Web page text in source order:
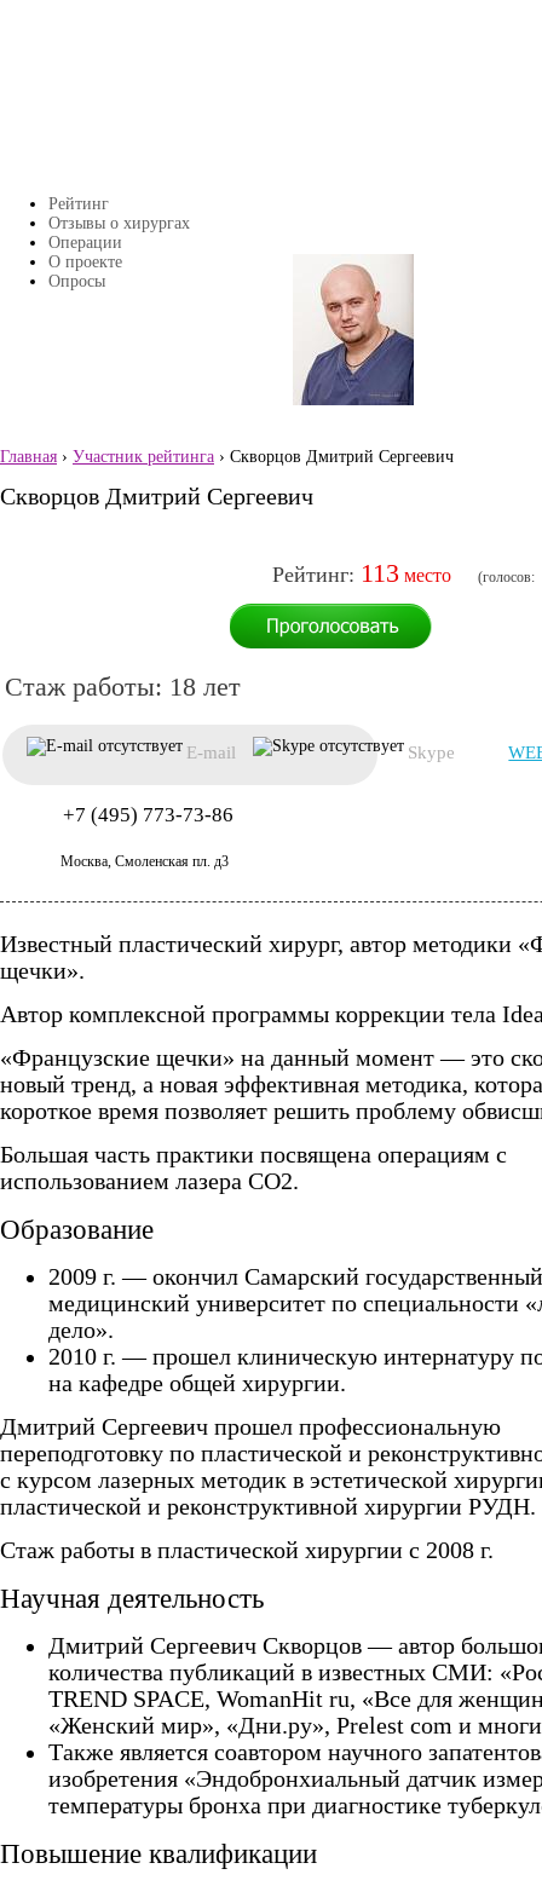
Главное меню
Рейтинг
Отзывы о хирургах
Операции
О проекте
Опросы
Страницы
Главная › Участник рейтинга › Скворцов Дмитрий Сергеевич
Скворцов Дмитрий Сергеевич
113
18 лет
E-mail Skype
+7 (495) 773-73-86
Москва, Смоленская пл. д3
Известный пластический хирург, автор методики
щечки».
Автор комплексной программы коррекции тела
«Французские щечки» на данный момент — это
новый тренд, а новая эффективная методика,
короткое время позволяет решить проблему
Большая часть практики посвящена операциям с
использованием лазера СО2.
Образование
2009 г. — окончил Самарский государственный
медицинский университет по специальности
дело».
2010 г. — прошел клиническую интернатуру
на кафедре общей хирургии.
Дмитрий Сергеевич прошел профессиональную
переподготовку по пластической и
с курсом лазерных методик в эстетической
пластической и реконструктивной хирургии РУДН.
Стаж работы в пластической хирургии с 2008 г.
Научная деятельность
Дмитрий Сергеевич Скворцов — автор
количества публикаций в известных СМИ:
TREND SPACE, WomanHit ru, «Все для
«Женский мир», «Дни.ру», Prelest com и
Также является соавтором научного
изобретения «Эндобронхиальный датчик
температуры бронха при диагностике
Повышение квалификации